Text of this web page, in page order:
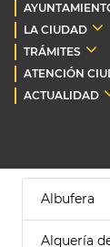
LA CIUDAD
TRÁMITES
ATENCIÓN
ACTUALIDAD
Albufera
Alquería